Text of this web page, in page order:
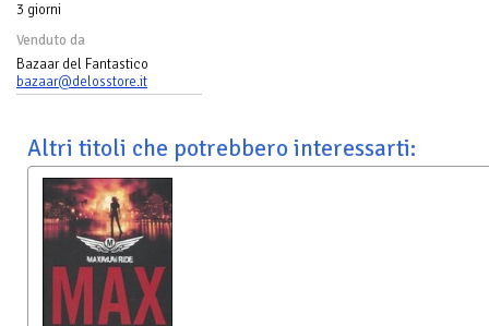
3 giorni
Venduto da
Bazaar del Fantastico
bazaar@delosstore.it
Altri titoli che potrebbero interessarti: